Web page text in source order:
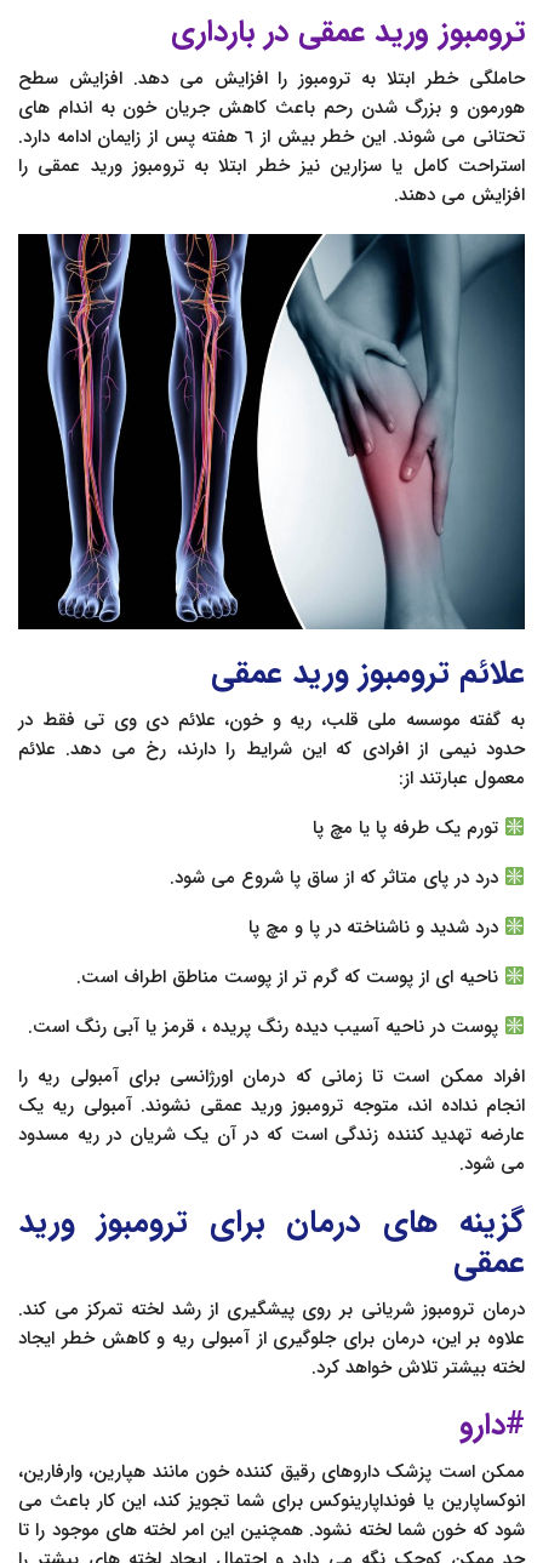
ترومبوز ورید عمقی در بارداری
حاملگی خطر ابتلا به ترومبوز را افزایش می دهد. افزایش سطح
هورمون و بزرگ شدن رحم باعث کاهش جریان خون به اندام های
تحتانی می شوند. این خطر بیش از ٦ هفته پس از زایمان ادامه دارد.
استراحت کامل یا سزارین نیز خطر ابتلا به ترومبوز ورید عمقی را
افزایش می دهند.
علائم ترومبوز ورید عمقی
به گفته موسسه ملی قلب، ریه و خون، علائم دی وی تی فقط در
حدود نیمی از افرادی که این شرایط را دارند، رخ می دهد. علائم
معمول عبارتند از:
تورم یک طرفه پا یا مچ پا
درد در پای متاثر که از ساق پا شروع می شود.
درد شدید و ناشناخته در پا و مچ پا
ناحیه ای از پوست که گرم تر از پوست مناطق اطراف است.
پوست در ناحیه آسیب دیده رنگ پریده ، قرمز یا آبی رنگ است.
افراد ممکن است تا زمانی که درمان اورژانسی برای آمبولی ریه را
انجام نداده اند، متوجه ترومبوز ورید عمقی نشوند. آمبولی ریه یک
عارضه تهدید کننده زندگی است که در آن یک شریان در ریه مسدود
می شود.
گزینه های درمان برای ترومبوز ورید
عمقی
درمان ترومبوز شریانی بر روی پیشگیری از رشد لخته تمرکز می کند.
علاوه بر این، درمان برای جلوگیری از آمبولی ریه و کاهش خطر ایجاد
لخته بیشتر تلاش خواهد کرد.
#دارو
ممکن است پزشک داروهای رقیق کننده خون مانند هپارین، وارفارین،
انوکساپارین یا فونداپارینوکس برای شما تجویز کند، این کار باعث می
شود که خون شما لخته نشود. همچنین این امر لخته های موجود را تا